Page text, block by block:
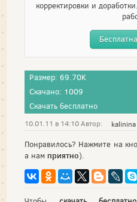
корректировки и
Размер: 69.70K
Скачано: 1009
Скачать бесплатно
10.01.11 в 14:10 Автор: kalinina
Понравилось? Нажмите на
а нам приятно).